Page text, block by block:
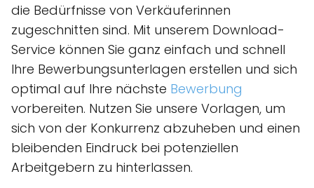
die Bedürfnisse von Verkäuferinnen
zugeschnitten sind. Mit unserem Download-
Service können Sie ganz einfach und schnell
Ihre Bewerbungsunterlagen erstellen und sich
optimal auf Ihre nächste Bewerbung
vorbereiten. Nutzen Sie unsere Vorlagen, um
sich von der Konkurrenz abzuheben und einen
bleibenden Eindruck bei potenziellen
Arbeitgebern zu hinterlassen.